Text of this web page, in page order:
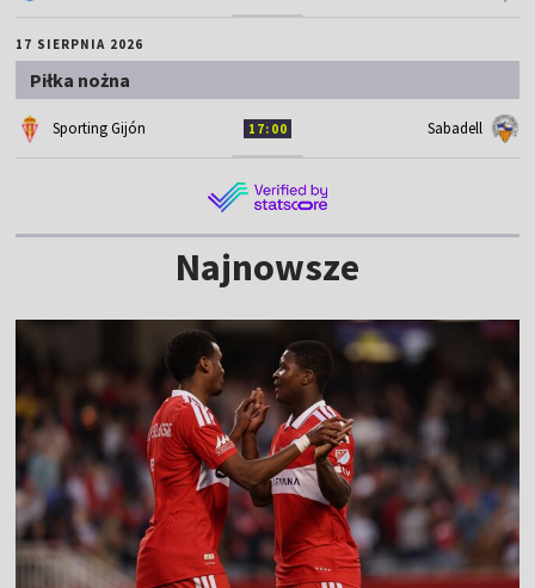
17 SIERPNIA 2026
Piłka nożna
Sporting Gijón 17:00 Sabadell
Najnowsze